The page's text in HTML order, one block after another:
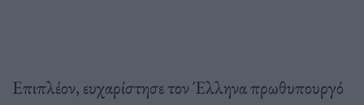
Επιπλέον, ευχαρίστησε τον Έλληνα πρωθυπουργό